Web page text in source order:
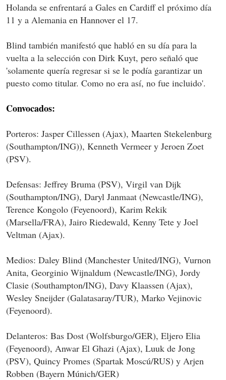
Holanda se enfrentará a Gales en Cardiff el próximo día
11 y a Alemania en Hannover el 17.
Blind también manifestó que habló en su día para la
vuelta a la selección con Dirk Kuyt, pero señaló que
'solamente quería regresar si se le podía garantizar un
puesto como titular. Como no era así, no fue incluido'.
Convocados:
Porteros: Jasper Cillessen (Ajax), Maarten Stekelenburg
(Southampton/ING)), Kenneth Vermeer y Jeroen Zoet
(PSV).
Defensas: Jeffrey Bruma (PSV), Virgil van Dijk
(Southampton/ING), Daryl Janmaat (Newcastle/ING),
Terence Kongolo (Feyenoord), Karim Rekik
(Marsella/FRA), Jairo Riedewald, Kenny Tete y Joel
Veltman (Ajax).
Medios: Daley Blind (Manchester United/ING), Vurnon
Anita, Georginio Wijnaldum (Newcastle/ING), Jordy
Clasie (Southampton/ING), Davy Klaassen (Ajax),
Wesley Sneijder (Galatasaray/TUR), Marko Vejinovic
(Feyenoord).
Delanteros: Bas Dost (Wolfsburgo/GER), Eljero Elia
(Feyenoord), Anwar El Ghazi (Ajax), Luuk de Jong
(PSV), Quincy Promes (Spartak Moscú/RUS) y Arjen
Robben (Bayern Múnich/GER)